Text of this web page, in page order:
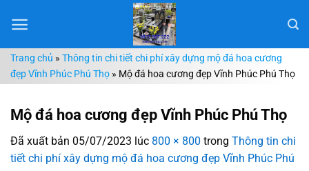
đến
dungTrang chủ » Thông tin chi tiết chi phí xây dựng mộ đá hoa cương
đẹp Vĩnh Phúc Phú Thọ » Mộ đá hoa cương đẹp Vĩnh Phúc Phú Thọ
Mộ đá hoa cương đẹp Vĩnh Phúc Phú Thọ
Đã xuất bản 05/07/2023 lúc 800 × 800 trong Thông tin chi
tiết chi phí xây dựng mộ đá hoa cương đẹp Vĩnh Phúc Phú